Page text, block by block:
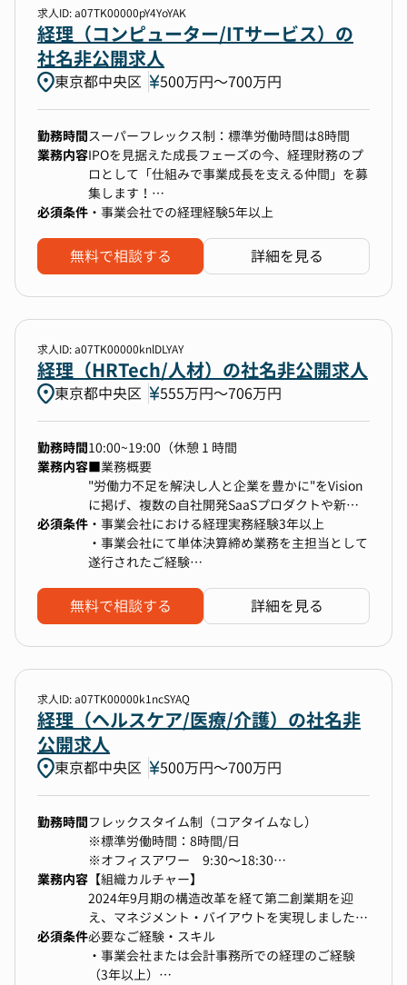
日々の正確な取引記録・管理を通じて、会社の財
政状態をタイムリーかつ正確に把握し、経営陣が
データに基づいた迅速な意思決定を行えるよう貢
献すること。事業の健全な成長を、データと仕組
みの両面から支えます。
【担当業務】
1.決算業務（月次・年次）
月次決算の締め処理、試算表の作成
四半期・年次決算整理仕訳の実施・補助、財務諸
表の作成
決算スケジュール管理、連結決算パッケージ作成
補助、会計監査対応補助
2.管理会計
財務諸表などの数値を用いた経営分析、データに
基づいた洞察の提供
成
部門別損益の計算
3.業務改善・内部統制
既存業務フローの課題特定と改善提案、業務の標
マニュアル作成・更新、ペーパーレス化推進
J-SOX対応などの内部統制プロセスの補助
4.経理・財務補助・税務補助
日々の入出金管理、資金繰りの安定化、銀行口座
残高の調整
売掛金・買掛金等の管理
法人税・消費税・事業所税などの申告に係る基礎
固定資産台帳管理、償却資産税申告対応
5.経理メンバーのマネジメント
・事業成長の基盤づくりをリード：第二創業期と
いうダイナミックな時期に、事業成長を推進する
ための経理基盤づくりに深く関与できます。
・幅広い経理経験：月次・年次決算から予算策
定、税務、資金管理、そして管理会計・業務改善
まで、経理領域全般を一気通貫で経験できます。
経営層と同じ視点で分析・提言を行う機会が多
く、早期に「ビジネスを動かす分析力」を身に付
けることが可能です。
・迅速な意思決定：経営層との距離が近く、提案
から施策実行までのスピード感があります。
求人ID: a07TK00000pY4YoYAK
経理（コンピューター/ITサービス）の
社名非公開求人
東京都中央区 500万円〜700万円
勤務時間スーパーフレックス制：標準労働時間は8時間
業務内容IPOを見据えた成長フェーズの今、経理財務のプ
ロとして「仕組みで事業成長を支える仲間」を募
集します！
単に「お金の流れを正確に処理する」だけでな
整備を通じて、数字と仕組みの両面から会社の成
長に貢献できる方 を求めています。
提案を主体的に行いたい方。
急成長するスタートアップならではのスピード感
と裁量の中で、自ら手を動かし、時に周囲を巻き
込んで組織を前に進められる方をお迎えしたいと
考えています。
▼具体的な業務内容
経理財務の下記業務をご担当いただきます。
・顧客への請求書発行
・顧客から債権回収したかどうかのチェック
・小口現預金管理、引き出し
・取引先反社チェック、与信管理
・銀行への振込データ作成
・月次予決算業務
・決算書一次レビュー
・業務フロー改善、効率化
・予実分析
・銀行対応
・投資家対応（説明資料作成・データ格納など）
▼本ポジションの魅力
・IPOに向けた体制構築を経験することができま
す
・スタートアップならではのスピード感の中で、
業務改善や仕組みづくりにも主体的に関わること
ができます
・リモートワーク（週2日程度）やフルフレック
スなど柔軟な働き方が可能です
※週2日以上の出社を必須としています
必須条件 ・事業会社での経理経験5年以上
無料で相談する 詳細を見る
求人ID: a07TK00000knlDLYAY
経理（HRTech/人材）の社名非公開求人
東京都中央区 555万円〜706万円
勤務時間10:00~19:00（休憩 1 時間
業務内容■業務概要
"労働力不足を解決し人と企業を豊かに"をVision
に掲げ、複数の自社開発SaaSプロダクトや新規
事業により
直近5年間の平均売上成長率約122％、年間売上
高約67億円を誇るグロース市場上場企業にて
す。
今後のさらなる成長を見据え、既存事業のストレ
ッチ成長に加えM＆Aや新規事業への積極投資な
ど
アグレッシブな変革を続けていく企業フェーズで
ございます。
経理・財務領域についても、今後さらなる改善・
進化を目指していく方針を掲げており、
「経理パーソンとして広く深くキャリアを構築し
ていきたい」という挑戦マインドや、
「様々な課題に対して、自ら主体的に改善策を考
え実行していきたい」といった改善マインドをお
持ちの方を募集いたします！
必須条件 ・事業会社における経理実務経験3年以上
・事業会社にて単体決算締め業務を主担当として
遂行されたご経験
無料で相談する 詳細を見る
求人ID: a07TK00000k1ncSYAQ
経理（ヘルスケア/医療/介護）の社名非
公開求人
東京都中央区 500万円〜700万円
勤務時間フレックスタイム制（コアタイムなし）
※標準労働時間：8時間/日
※オフィスアワー 9:30～18:30
※エンジニア・デザイナーは裁量労働制
業務内容 【組織カルチャー】
2024年9月期の構造改革を経て第二創業期を迎
え、マネジメント・バイアウトを実現しました。
この過程を経て、革新的な組織カルチャーを新た
に創り上げていくためにAIファーストカンパニー
を掲げています。18万人以上の医師会員基盤と製
必須条件必要なご経験・スキル
・事業会社または会計事務所での経理のご経験
（3年以上）